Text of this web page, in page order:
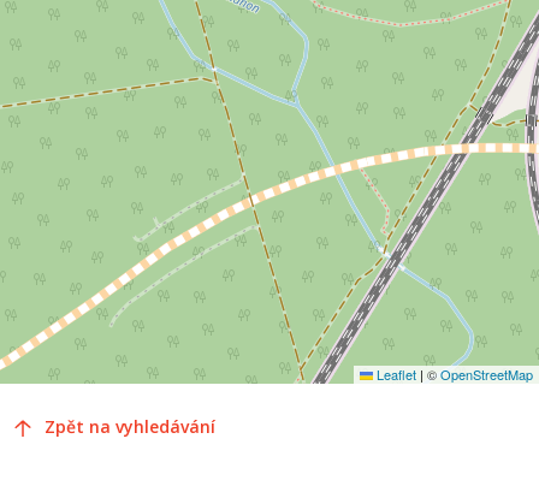
Leaflet | ©OpenStreetMap
Zpět na vyhledávání